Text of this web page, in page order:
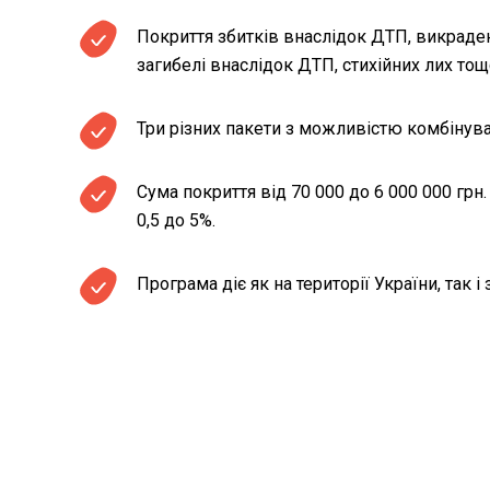
Територія та строк дії
страхування (за наявності)]
Можливі наслідки для
включаючи несвоєчасне
сплату страхової премії або її
Інформацію про можливість
Покриття збитків внаслідок ДТП,
загибелі внаслідок ДТП, стихійних лих
Три різних пакети з можливістю
Сума покриття від 70 000 до 6 000 000
0,5 до 5%.
Програма діє як на території України, так